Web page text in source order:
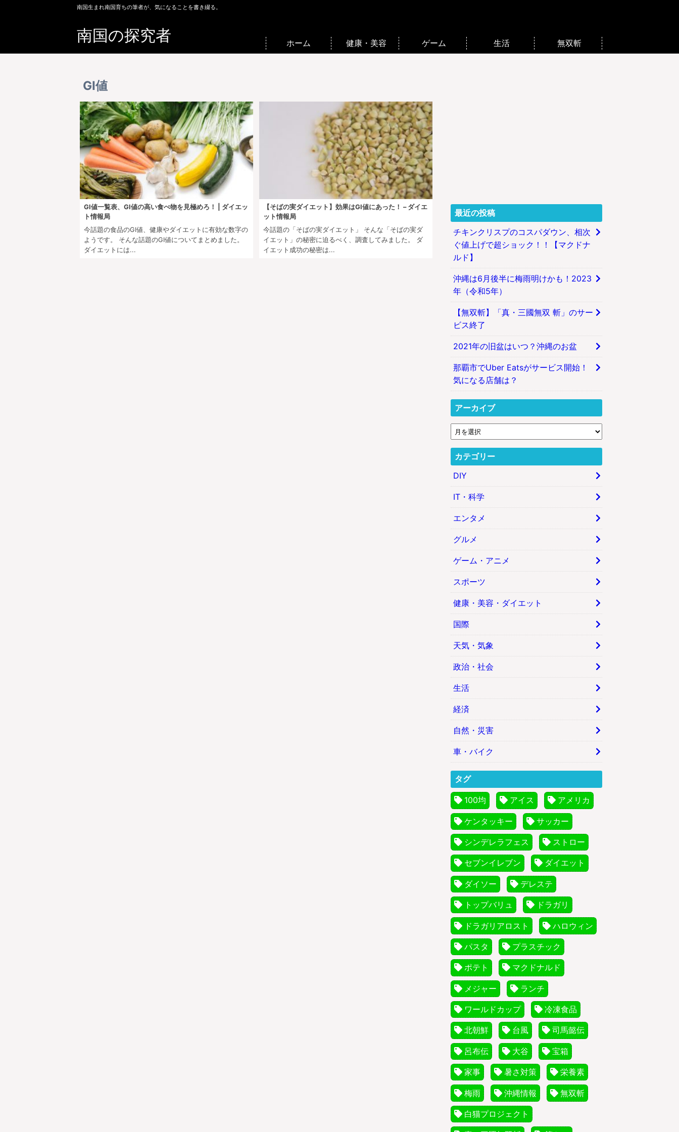
南国生まれ南国育ちの筆者が、気になることを書き綴る。
南国の探究者 ホーム 健康・美容 ゲーム 生活 無双斬
GI値
GI値一覧表、GI値の高い食べ物を見極めろ！ | ダイエッ
ト情報局
今話題の食品のGI値、健康やダイエットに有効な数字の
ようです。 そんな話題のGI値についてまとめました。
ダイエットには...
【そばの実ダイエット】効果はGI値にあった！ – ダイエ
ット情報局
今話題の「そばの実ダイエット」 そんな「そばの実ダ
イエット」の秘密に迫るべく、調査してみました。 ダ
イエット成功の秘密は...
最近の投稿
チキンクリスプのコスパダウン、相次
ぐ値上げで超ショック！！【マクドナ
ルド】
沖縄は6月後半に梅雨明けかも！2023
年（令和5年）
【無双斬】「真・三國無双 斬」のサー
ビス終了
2021年の旧盆はいつ？沖縄のお盆
那覇市でUber Eatsがサービス開始！
気になる店舗は？
アーカイブ
カテゴリー
DIY
IT・科学
エンタメ
グルメ
ゲーム・アニメ
スポーツ
健康・美容・ダイエット
国際
天気・気象
政治・社会
生活
経済
自然・災害
車・バイク
タグ
100均 アイス アメリカ
ケンタッキー サッカー
シンデレラフェス ストロー
セブンイレブン ダイエット
ダイソー デレステ
トップバリュ ドラガリ
ドラガリアロスト ハロウィン
パスタ プラスチック
ポテト マクドナルド
メジャー ランチ
ワールドカップ 冷凍食品
北朝鮮 台風 司馬懿伝
呂布伝 大谷 宝箱
家事 暑さ対策 栄養素
梅雨 沖縄情報 無双斬
白猫プロジェクト